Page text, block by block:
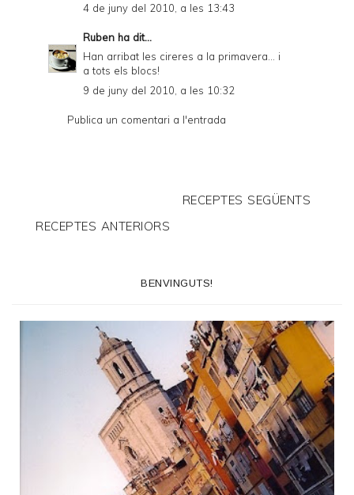
4 de juny del 2010, a les 13:43
Ruben ha dit...
Han arribat les cireres a la primavera... i
a tots els blocs!
9 de juny del 2010, a les 10:32
Publica un comentari a l'entrada
RECEPTES SEGÜENTS
RECEPTES ANTERIORS
BENVINGUTS!